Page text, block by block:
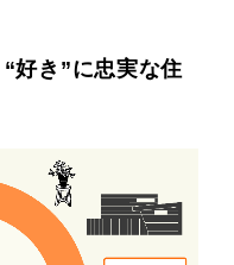
採用情
好き”に忠実な住